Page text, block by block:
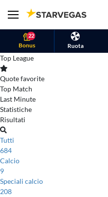
22
Bonus Ruota
Top League
Quote favorite
Top Match
Last Minute
Statistiche
Risultati
Tutti
684
Calcio
9
Speciali calcio
208